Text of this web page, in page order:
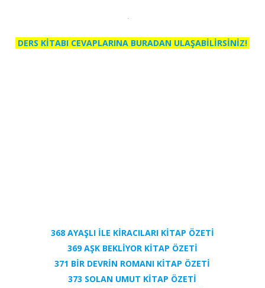
DERS KİTABI CEVAPLARINA BURADAN ULAŞABİLİRSİNİZ!
368 AYAŞLI İLE KİRACILARI KİTAP ÖZETİ
369 AŞK BEKLİYOR KİTAP ÖZETİ
371 BİR DEVRİN ROMANI KİTAP ÖZETİ
373 SOLAN UMUT KİTAP ÖZETİ